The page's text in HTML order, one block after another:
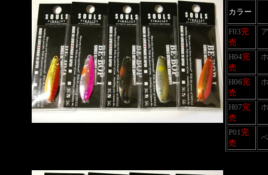
カラー
F03完
売
H04完
売
H06完
売
H07完
売
P01完
売